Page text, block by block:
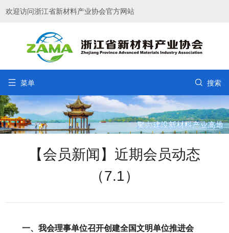
欢迎访问浙江省新材料产业协会官方网站
 菜单  搜索
【会员新闻】近期会员动态
（7.1）
一、我会理事单位召开创建全国文明单位推进会